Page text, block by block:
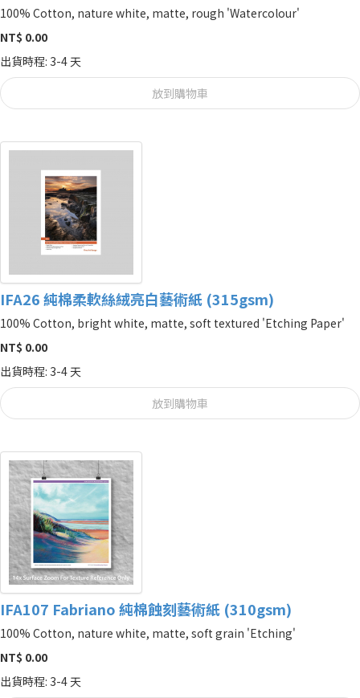
100% Cotton, nature white, matte, rough 'Watercolour'
NT$ 0.00
出貨時程: 3-4 天
放到購物車
IFA26 純棉柔軟絲絨亮白藝術紙 (315gsm)
100% Cotton, bright white, matte, soft textured 'Etching Paper'
NT$ 0.00
出貨時程: 3-4 天
放到購物車
IFA107 Fabriano 純棉蝕刻藝術紙 (310gsm)
100% Cotton, nature white, matte, soft grain 'Etching'
NT$ 0.00
出貨時程: 3-4 天